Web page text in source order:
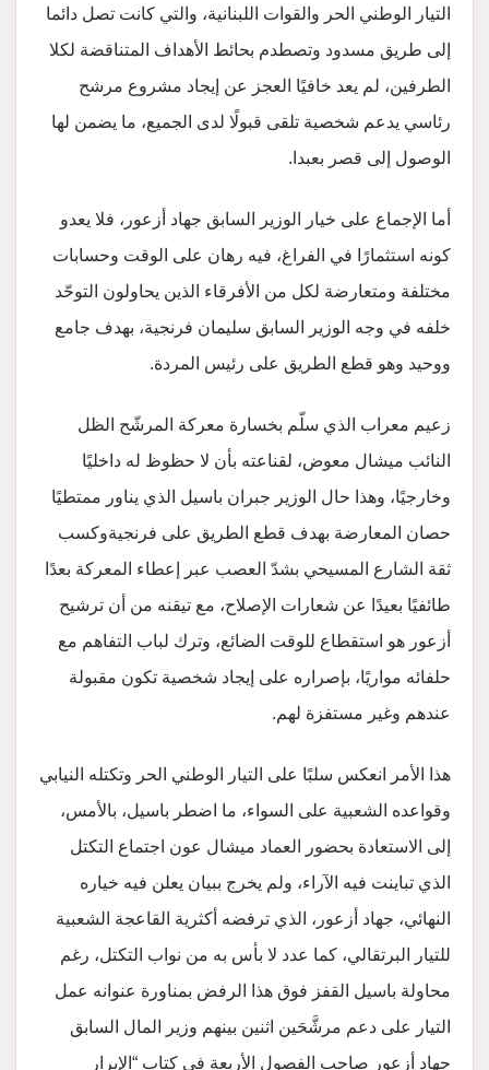
التيار الوطني الحر والقوات اللبنانية، والتي كانت تصل دائما
إلى طريق مسدود وتصطدم بحائط الأهداف المتناقضة لكلا
الطرفين، لم يعد خافيًا العجز عن إيجاد مشروع مرشح
رئاسي يدعم شخصية تلقى قبولًا لدى الجميع، ما يضمن لها
الوصول إلى قصر بعبدا.
أما الإجماع على خيار الوزير السابق جهاد أزعور، فلا يعدو
كونه استثمارًا في الفراغ، فيه رهان على الوقت وحسابات
مختلفة ومتعارضة لكل من الأفرقاء الذين يحاولون التوحّد
خلفه في وجه الوزير السابق سليمان فرنجية، بهدف جامع
ووحيد وهو قطع الطريق على رئيس المردة.
زعيم معراب الذي سلّم بخسارة معركة المرشّح الظل
النائب ميشال معوض، لقناعته بأن لا حظوظ له داخليًا
وخارجيًا، وهذا حال الوزير جبران باسيل الذي يناور ممتطيًا
حصان المعارضة بهدف قطع الطريق على فرنجيةوكسب
ثقة الشارع المسيحي بشدّ العصب عبر إعطاء المعركة بعدًا
طائفيًا بعيدًا عن شعارات الإصلاح، مع تيقنه من أن ترشيح
أزعور هو استقطاع للوقت الضائع، وترك لباب التفاهم مع
حلفائه مواريًا، بإصراره على إيجاد شخصية تكون مقبولة
عندهم وغير مستفزة لهم.
هذا الأمر انعكس سلبًا على التيار الوطني الحر وتكتله النيابي
وقواعده الشعبية على السواء، ما اضطر باسيل، بالأمس،
إلى الاستعادة بحضور العماد ميشال عون اجتماع التكتل
الذي تباينت فيه الآراء، ولم يخرج ببيان يعلن فيه خياره
النهائي، جهاد أزعور، الذي ترفضه أكثرية القاعجة الشعبية
للتيار البرتقالي، كما عدد لا بأس به من نواب التكتل، رغم
محاولة باسيل القفز فوق هذا الرفض بمناورة عنوانه عمل
التيار على دعم مرشَّحَين اثنين بينهم وزير المال السابق
جهاد أزعور صاحب الفصول الأربعة في كتاب “الإبرار